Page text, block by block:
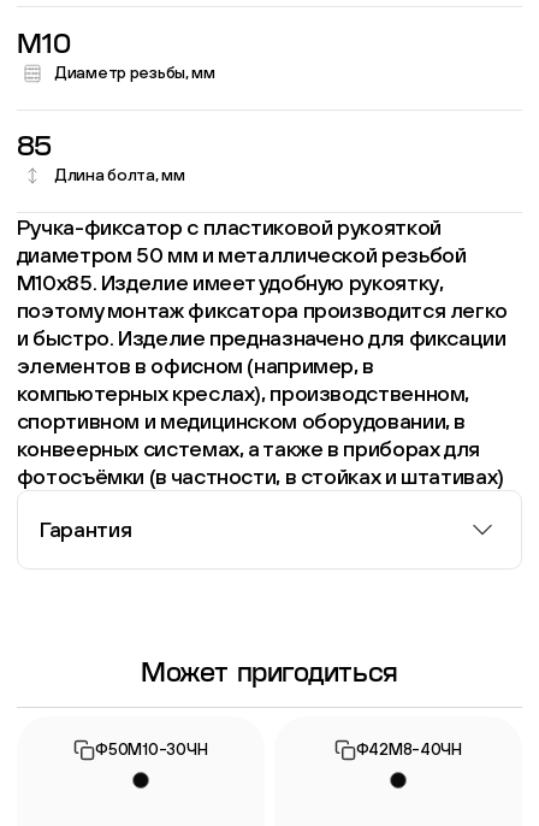
M10
Диаметр резьбы, мм
85
Длина болта, мм
Ручка-фиксатор с пластиковой рукояткой
диаметром 50 мм и металлической резьбой
М10х85. Изделие имеет удобную рукоятку,
поэтому монтаж фиксатора производится легко
и быстро. Изделие предназначено для фиксации
элементов в офисном (например, в
компьютерных креслах), производственном,
спортивном и медицинском оборудовании, в
конвеерных системах, а также в приборах для
фотосъёмки (в частности, в стойках и штативах)
Гарантия
Информация о гарантии
Может пригодиться
Ф50М10-30ЧН Ф42М8-40ЧН